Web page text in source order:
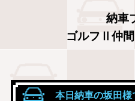
納車
ゴルフⅡ仲
本日納車の坂田様